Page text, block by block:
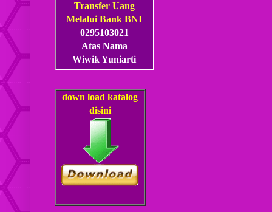
Transfer Uang
Melalui Bank BNI
0295103021
Atas Nama
Wiwik Yuniarti
down load katalog
disini